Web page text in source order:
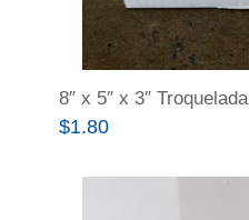
8″ x 5″ x 3″ Troquelada
$1.80